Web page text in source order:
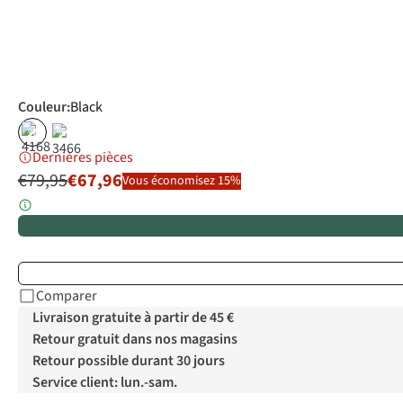
Couleur:Black
% %
Dernières pièces
€79,95€67,96Vous économisez 15%
Comparer
Livraison gratuite à partir de 45 €
Retour gratuit dans nos magasins
Retour possible durant 30 jours
Service client: lun.-sam.